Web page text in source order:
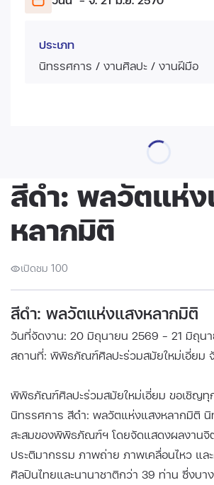
ประเภท
นิทรรศการ / งานศิลปะ / งานฝีมือ
สีดำ: พลวัตแห่
หลากมิติ
เปิดชม 100
สีดำ: พลวัตแห่งแสงหลากมิติ
วันที่จัดงาน: 20 มิถุนายน 2569 - 21 มิถุน
สถานที่: พิพิธภัณฑ์ศิลปะร่วมสมัยใหม่เอี่ยม
พิพิธภัณฑ์ศิลปะร่วมสมัยใหม่เอี่ยม ขอเชิญทุ
นิทรรศการ สีดำ: พลวัตแห่งแสงหลากมิติ
สะสมของพิพิธภัณฑ์ฯ โดยจัดแสดงผลงานจิ
ประติมากรรม ภาพถ่าย ภาพเคลื่อนไหว แล
ศิลปินไทยและนานาชาติกว่า 39 ท่าน ซึ่งบา